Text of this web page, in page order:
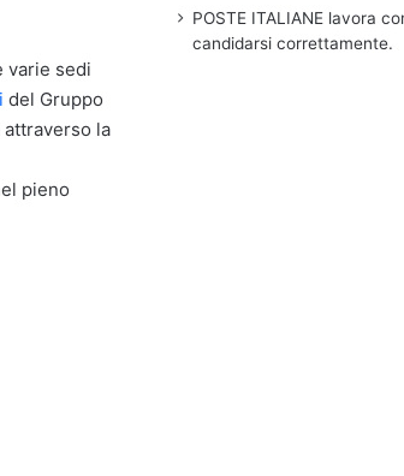
varie sedi
del Gruppo
la
pieno
POSTE ITALIANE lavora
candidarsi correttamente.